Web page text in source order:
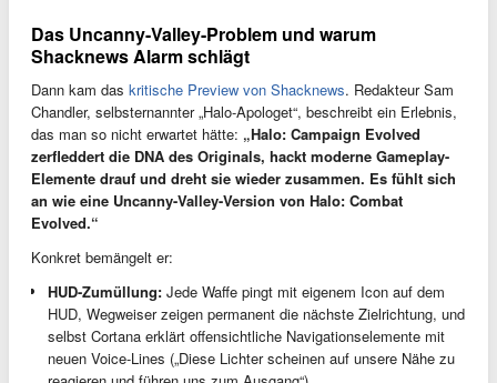
Das Uncanny-Valley-Problem und warum
Shacknews Alarm schlägt
Dann kam das kritische Preview von Shacknews. Redakteur Sam
Chandler, selbsternannter „Halo-Apologet“, beschreibt ein Erlebnis,
das man so nicht erwartet hätte: „Halo: Campaign Evolved
zerfleddert die DNA des Originals, hackt moderne Gameplay-
Elemente drauf und dreht sie wieder zusammen. Es fühlt sich
an wie eine Uncanny-Valley-Version von Halo: Combat
Evolved.“
Konkret bemängelt er:
HUD-Zumüllung: Jede Waffe pingt mit eigenem Icon auf dem
HUD, Wegweiser zeigen permanent die nächste Zielrichtung, und
selbst Cortana erklärt offensichtliche Navigationselemente mit
neuen Voice-Lines („Diese Lichter scheinen auf unsere Nähe zu